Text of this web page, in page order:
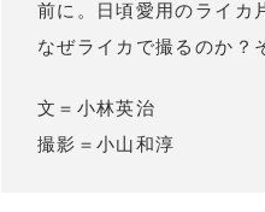
前に。日頃愛用のライカ
なぜライカで撮るのか？
文＝小林英治
撮影＝小山和淳